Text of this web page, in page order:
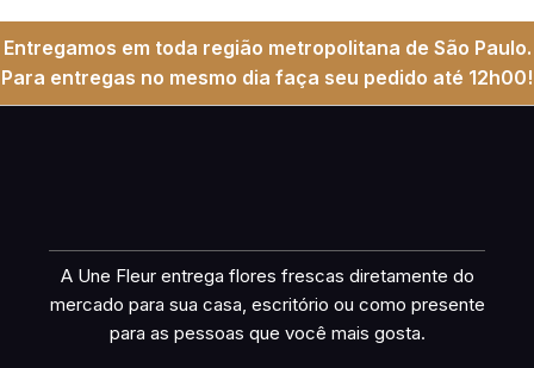
Entregamos em toda região metropolitana de São Paulo.
Para entregas no mesmo dia faça seu pedido até 12h00!
A Une Fleur entrega flores frescas diretamente do
mercado para sua casa, escritório ou como presente
para as pessoas que você mais gosta.